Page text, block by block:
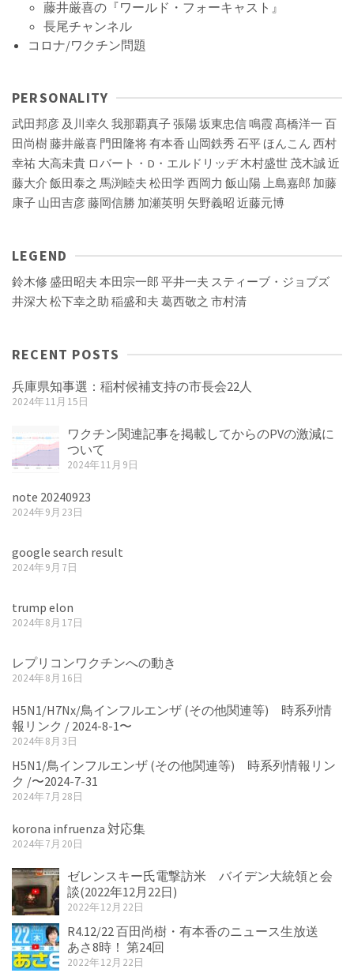
藤井厳喜の『ワールド・フォーキャスト』
長尾チャンネル
コロナ/ワクチン問題
PERSONALITY
武田邦彦 及川幸久 我那覇真子張陽坂東忠信鳴霞 髙橋洋一 百
田尚樹藤井厳喜 門田隆将有本香 山岡鉄秀 石平 ほんこん 西村
幸祐 大高未貴 ロバート・D・エルドリッヂ木村盛世 茂木誠近
藤大介 飯田泰之 馬渕睦夫 松田学 西岡力 飯山陽上島嘉郎 加藤
康子 山田吉彦藤岡信勝 加瀬英明 矢野義昭 近藤元博
LEGEND
鈴木修 盛田昭夫 本田宗一郎 平井一夫 スティーブ・ジョブズ
井深大 松下幸之助 稲盛和夫 葛西敬之 市村清
RECENT POSTS
兵庫県知事選：稲村候補支持の市長会22人
2024年11月15日
ワクチン関連記事を掲載してからのPVの激減に
ついて
2024年11月9日
note 20240923
2024年9月23日
google search result
2024年9月7日
trump elon
2024年8月17日
レプリコンワクチンへの動き
2024年8月16日
H5N1/H7Nx/鳥インフルエンザ (その他関連等) 時系列情
報リンク / 2024-8-1〜
2024年8月3日
H5N1/鳥インフルエンザ (その他関連等) 時系列情報リン
ク /〜2024-7-31
2024年7月28日
korona infruenza 対応集
2024年7月20日
ゼレンスキー氏電撃訪米 バイデン大統領と会
談(2022年12月22日)
2022年12月22日
R4.12/22 百田尚樹・有本香のニュース生放送
あさ8時！ 第24回
2022年12月22日